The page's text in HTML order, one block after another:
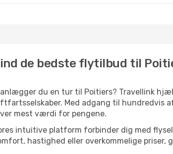
de bedste flytilbud til
du en tur til Poitiers? Travellink
Med adgang til hundredvis
mest værdi for pengene.
intuitive platform forbinder dig med
hastighed eller overkommelige